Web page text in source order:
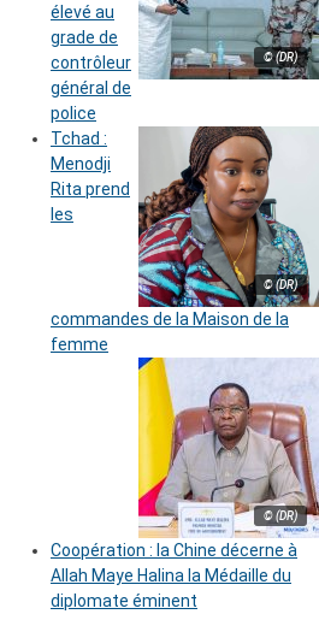
© (DR)
élevé au
grade de
contrôleur
général de
police
© (DR)
Tchad :
Menodji
Rita prend
les
commandes de la Maison de la
femme
© (DR)
Coopération : la Chine décerne à
Allah Maye Halina la Médaille du
diplomate éminent